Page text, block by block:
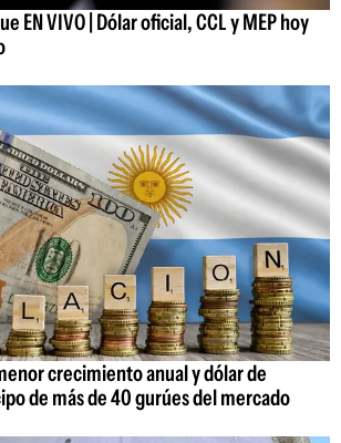
EN VIVO | Dólar oficial, CCL y MEP hoy
crecimiento anual y dólar de
de más de 40 gurúes del mercado